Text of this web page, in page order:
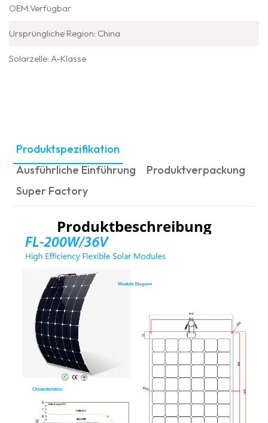
OEM:Verfügbar
Ursprüngliche Region: China
Solarzelle: A-Klasse
Produktspezifikation
Ausführliche Einführung
Produktverpackung
Super Factory
Produktbeschreibung